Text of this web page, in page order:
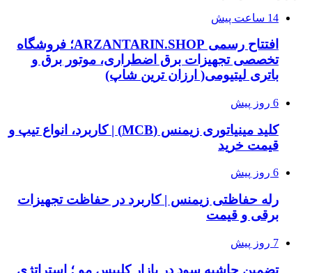
14 ساعت پیش
افتتاح رسمی ARZANTARIN.SHOP؛ فروشگاه
تخصصی تجهیزات برق اضطراری، موتور برق و
باتری لیتیومی( ارزان ترین شاپ)
6 روز پیش
کلید مینیاتوری زیمنس (MCB) | کاربرد، انواع تیپ و
قیمت خرید
6 روز پیش
رله حفاظتی زیمنس | کاربرد در حفاظت تجهیزات
برقی و قیمت
7 روز پیش
تضمین حاشیه سود در بازار کلیپس مو ؛ استراتژی